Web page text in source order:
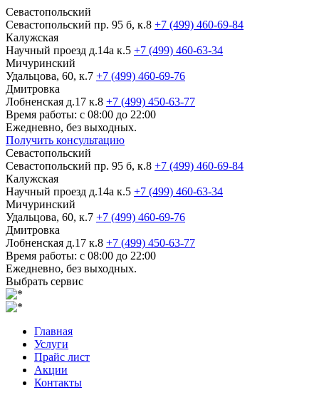
Севастопольский
Севастопольский пр. 95 б, к.8 +7 (499) 460-69-84
Калужская
Научный проезд д.14а к.5 +7 (499) 460-63-34
Мичуринский
Удальцова, 60, к.7 +7 (499) 460-69-76
Дмитровка
Лобненская д.17 к.8 +7 (499) 450-63-77
Время работы: с 08:00 до 22:00
Ежедневно, без выходных.
Получить консультацию
Севастопольский
Севастопольский пр. 95 б, к.8 +7 (499) 460-69-84
Калужская
Научный проезд д.14а к.5 +7 (499) 460-63-34
Мичуринский
Удальцова, 60, к.7 +7 (499) 460-69-76
Дмитровка
Лобненская д.17 к.8 +7 (499) 450-63-77
Время работы: с 08:00 до 22:00
Ежедневно, без выходных.
Выбрать сервис
Главная
Услуги
Прайс лист
Акции
Контакты